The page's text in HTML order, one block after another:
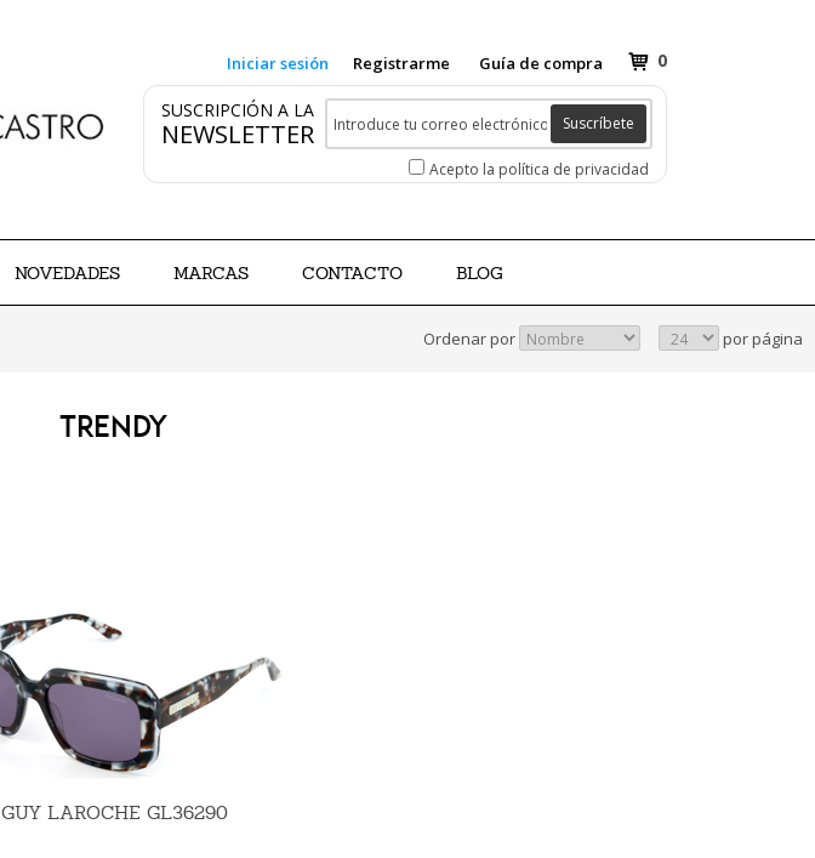
0
Iniciar sesión Registrarme Guía de compra
SUSCRIPCIÓN A LA
NEWSLETTER Suscríbete
Acepto la política de privacidad
NOVEDADES MARCAS CONTACTO BLOG
Ordenar por por página
TRENDY
GUY LAROCHE GL36290